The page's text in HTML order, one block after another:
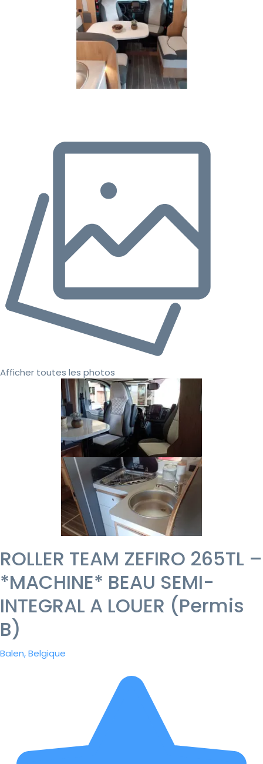
Afficher toutes les photos
ROLLER TEAM ZEFIRO 265TL –
*MACHINE* BEAU SEMI-
INTEGRAL A LOUER (Permis
B)
Balen, Belgique